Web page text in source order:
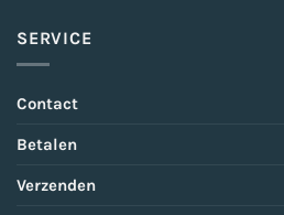
SERVICE
Contact
Betalen
Verzenden